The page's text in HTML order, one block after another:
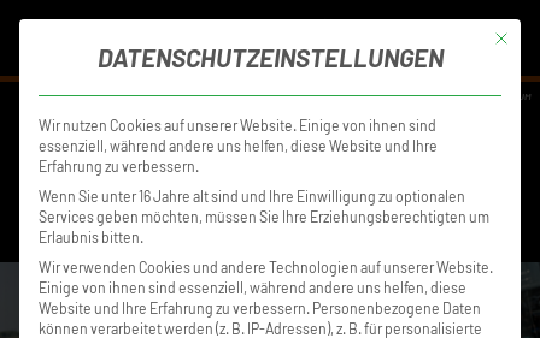
MENÜ
DISCLAIMER DATENSCHUTZ IMPRESSUM
Mit
DATENSCHUTZEINSTELLUNGEN
Wir nutzen Cookies auf unserer Website. Einige von ihnen sind
essenziell, während andere uns helfen, diese Website und Ihre
Erfahrung zu verbessern.
Wenn Sie unter 16 Jahre alt sind und Ihre Einwilligung zu optionalen
Services geben möchten, müssen Sie Ihre Erziehungsberechtigten um
Erlaubnis bitten.
Wir verwenden Cookies und andere Technologien auf unserer Website.
Einige von ihnen sind essenziell, während andere uns helfen, diese
Website und Ihre Erfahrung zu verbessern. Personenbezogene Daten
können verarbeitet werden (z. B. IP-Adressen), z. B. für personalisierte